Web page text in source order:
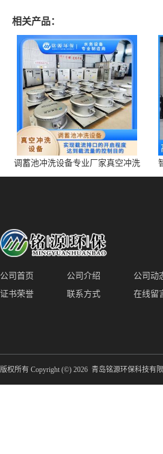
相关产品：
调蓄池冲洗设备专业厂家真空冲洗
装置厂家青岛铭源环保减少堵塞设
公司首页 公司介绍 公司动
证书荣誉
联系方式 在线留
版权所有 Copyright (©) 2026 青岛铭源环保科技有